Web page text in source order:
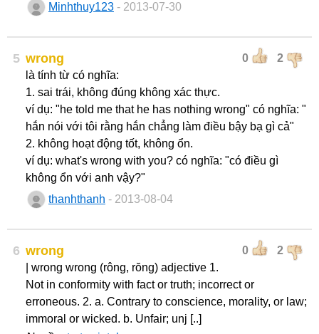
Minhthuy123 - 2013-07-30
5 0 2
wrong
là tính từ có nghĩa:
1. sai trái, không đúng không xác thực.
ví dụ: "he told me that he has nothing wrong" có nghĩa: "
hắn nói với tôi rằng hắn chẳng làm điều bậy bạ gì cả"
2. không hoạt động tốt, không ổn.
ví dụ: what's wrong with you? có nghĩa: "có điều gì
không ổn với anh vậy?"
thanhthanh - 2013-08-04
6 0 2
wrong
| wrong wrong (rông, rŏng) adjective 1.
Not in conformity with fact or truth; incorrect or
erroneous. 2. a. Contrary to conscience, morality, or law;
immoral or wicked. b. Unfair; unj [..]